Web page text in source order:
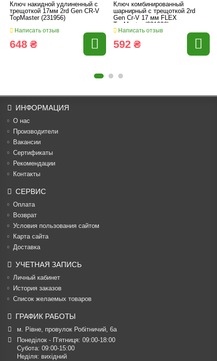
Ключ накидной удлиненный с
трещоткой 17мм 2rd Gen CR-V
TopMaster (231956)
Написать отзыв
648 ₴
Ключ комбинированный
шарнирный с трещоткой 2rd
Gen Cr-V 17 мм FLEX
TopMaster (231926)
Написать отзыв
592 ₴
ИНФОРМАЦИЯ
О нас
Производители
Вакансии
Cертификаты
Рекомендации
Контакты
СЕРВИС
Оплата
Возврат
Условия пользования сайтом
Карта сайта
Доставка
УЧЕТНАЯ ЗАПИСЬ
Личный кабинет
История заказов
Список желаемых товаров
ГРАФИК РАБОТЫ
м. Рівне, провулок Робітничий, 6а
Понеділок - П’ятниця: 09:00-18:00
Субота: 09:00-15:00
Неділя: вихідний